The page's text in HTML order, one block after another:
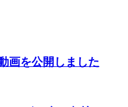
画を公開しました